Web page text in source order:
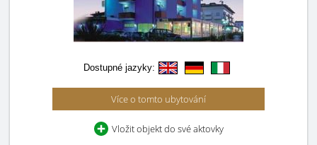
Dostupné jazyky:
Více o tomto ubytování
Vložit objekt do své aktovky